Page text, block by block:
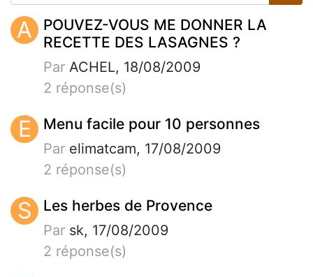
A
POUVEZ-VOUS ME DONNER LA
RECETTE DES LASAGNES ?
Par ACHEL, 18/08/2009
2 réponse(s)
E Menu facile pour 10 personnes
Par elimatcam, 17/08/2009
2 réponse(s)
S Les herbes de Provence
Par sk, 17/08/2009
2 réponse(s)